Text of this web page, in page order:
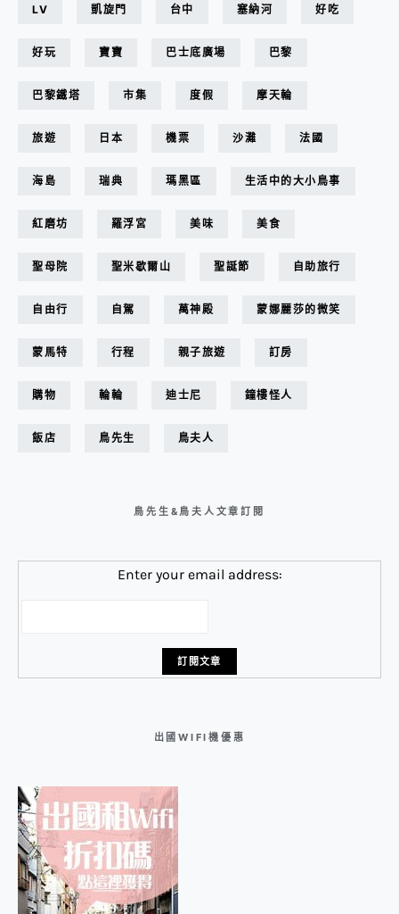
LV 凱旋門 台中 塞納河 好吃
好玩 寶寶 巴士底廣場 巴黎
巴黎鐵塔 市集 度假 摩天輪
旅遊 日本 機票 沙灘 法國
海島 瑞典 瑪黑區 生活中的大小鳥事
紅磨坊 羅浮宮 美味 美食
聖母院 聖米歇爾山 聖誕節 自助旅行
自由行 自駕 萬神殿 蒙娜麗莎的微笑
蒙馬特 行程 親子旅遊 訂房
購物 輪輪 迪士尼 鐘樓怪人
飯店 鳥先生 鳥夫人
鳥先生&鳥夫人文章訂閱
Enter your email address:
出國WIFI機優惠